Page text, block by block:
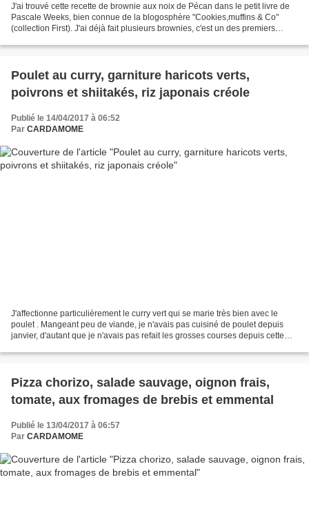
J'ai trouvé cette recette de brownie aux noix de Pécan dans le petit livre de
Pascale Weeks, bien connue de la blogosphère "Cookies,muffins & Co"
(collection First). J'ai déjà fait plusieurs brownies, c'est un des premiers
Poulet au curry, garniture haricots verts,
poivrons et shiitakés, riz japonais créole
Publié le 14/04/2017 à 06:52
Par CARDAMOME
J'affectionne particulièrement le curry vert qui se marie très bien avec le
poulet . Mangeant peu de viande, je n'avais pas cuisiné de poulet depuis
janvier, d'autant que je n'avais pas refait les grosses courses depuis cette
Pizza chorizo, salade sauvage, oignon frais,
tomate, aux fromages de brebis et emmental
Publié le 13/04/2017 à 06:57
Par CARDAMOME